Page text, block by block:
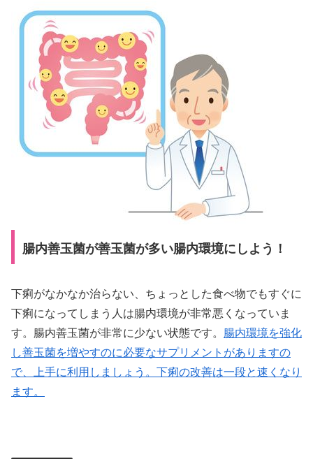
腸内善玉菌が善玉菌が多い腸内環境にしよう！
下痢がなかなか治らない、ちょっとした食べ物でもすぐに
下痢になってしまう人は腸内環境が非常悪くなっていま
す。腸内善玉菌が非常に少ない状態です。 腸内環境を強化
し善玉菌を増やすのに必要なサプリメントがありますの
で、上手に利用しましょう。下痢の改善は一段と速くなり
ます。